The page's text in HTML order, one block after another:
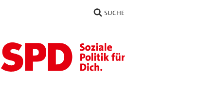
SUCHE